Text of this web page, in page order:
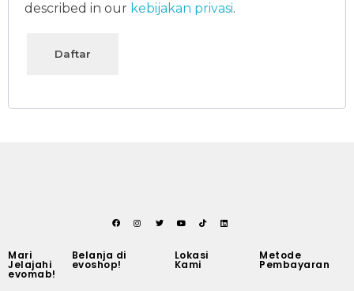
described in our kebijakan privasi.
Daftar
Mari
Jelajahi
evomab!
Belanja di
evoshop!
Lokasi
Kami
Metode
Pembayaran